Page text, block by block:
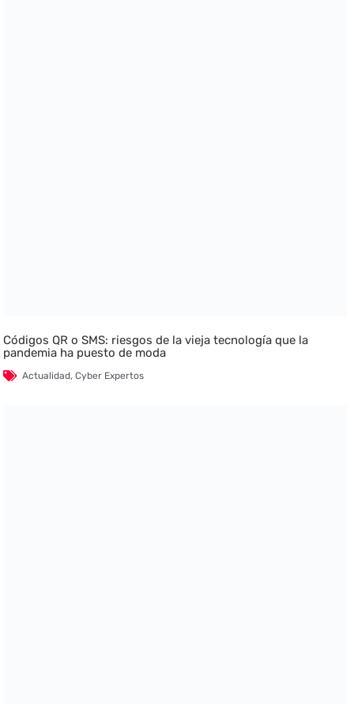
Códigos QR o SMS: riesgos de la vieja tecnología que la
pandemia ha puesto de moda
Actualidad,Cyber Expertos